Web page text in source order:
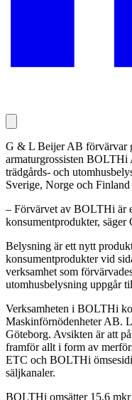
G & L Beijer AB förvärvar
armaturgrossisten
trädgårds- och
Sverige, Norge och
– Förvärvet av BOLTHi är
konsumentprodukter,
Belysning är ett nytt
konsumentprodukter vid
verksamhet som
utomhusbelysning uppgår
Verksamheten i BOLTHi
Maskinförnödenheter AB.
Göteborg. Avsikten är att
framför allt i form av
ETC och BOLTHi
säljkanaler.
BOLTHi omsätter 15,6 mkr